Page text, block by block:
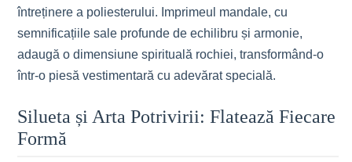
întreținere a poliesterului. Imprimeul mandale, cu
semnificațiile sale profunde de echilibru și armonie,
adaugă o dimensiune spirituală rochiei, transformând-o
într-o piesă vestimentară cu adevărat specială.
Silueta și Arta Potrivirii: Flatează Fiecare
Formă